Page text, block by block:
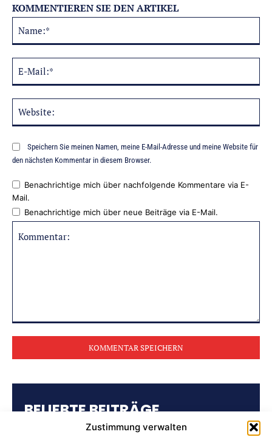
Zustimmung verwalten
KOMMENTIEREN SIE DEN ARTIKEL
Speichern Sie meinen Namen, meine E-Mail-Adresse und meine Website für
den nächsten Kommentar in diesem Browser.
Benachrichtige mich über nachfolgende Kommentare via E-
Mail.
Benachrichtige mich über neue Beiträge via E-Mail.
BELIEBTE BEITRÄGE